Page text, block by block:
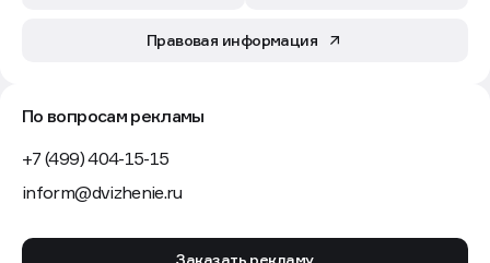
Правовая информация
По вопросам рекламы
+7 (499) 404-15-15
inform@dvizhenie.ru
Заказать рекламу